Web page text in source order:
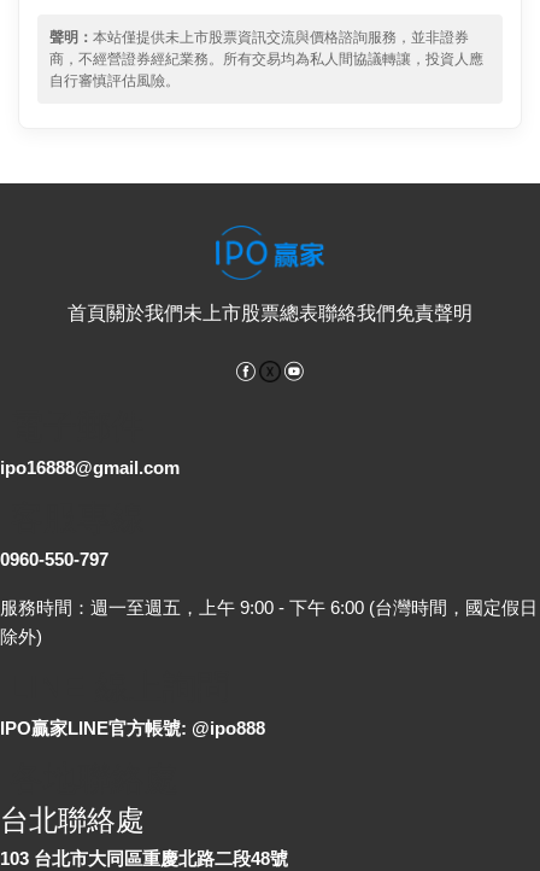
聲明： 本站僅提供未上市股票資訊交流與價格諮詢服務，並非證券
商，不經營證券經紀業務。所有交易均為私人間協議轉讓，投資人應
自行審慎評估風險。
首頁關於我們未上市股票總表聯絡我們免責聲明
Facebook
ipo16888@gmail.com
0960-550-797
服務時間：週一至週五，上午 9:00 - 下午 6:00 (台灣時間，國定假日
除外)
IPO贏家LINE官方帳號: @ipo888
台北聯絡處
103 台北市大同區重慶北路二段48號